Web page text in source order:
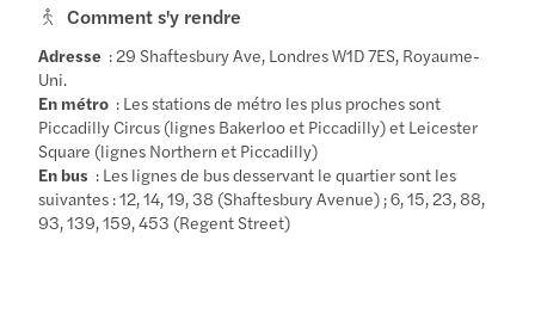
Comment s'y rendre
Adresse : 29 Shaftesbury Ave, Londres W1D 7ES, Royaume-
Uni.
En métro : Les stations de métro les plus proches sont
Piccadilly Circus (lignes Bakerloo et Piccadilly) et Leicester
Square (lignes Northern et Piccadilly)
En bus : Les lignes de bus desservant le quartier sont les
suivantes : 12, 14, 19, 38 (Shaftesbury Avenue) ; 6, 15, 23, 88,
93, 139, 159, 453 (Regent Street)